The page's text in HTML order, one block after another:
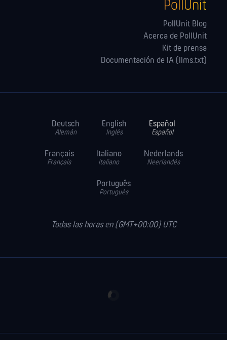
PollUnit
PollUnit Blog
Acerca de PollUnit
Kit de prensa
Documentación de IA (llms.txt)
Deutsch
Alemán
English
Inglés
Español
Español
Français
Français
Italiano
Italiano
Nederlands
Neerlandés
Português
Portugués
Todas las horas en (GMT+00:00) UTC